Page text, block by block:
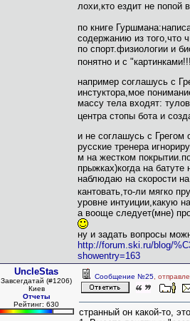
лохи,кто ездит не попой
по книге
содержанию из того,что
по спорт.физиологии и
понятно и с
например соглашусь с
инстуктора,мое
массу тела входят:
центра стопы бота и
и не соглашусь с Грегом
русские тренера
м на жестком
прыжках)когда на
наблюдаю на скорости
кантовать,то-ли мягко
уровне интуиции,какую
а вооще следует(мне)
ну и задать вопросы
http://forum.ski.ru/blog/
showentry=163
UncleStas
Завсегдатай (#1206)
Киев
Отчеты
Рейтинг: 630
Сообщение №25 ,
странный он какой-то,